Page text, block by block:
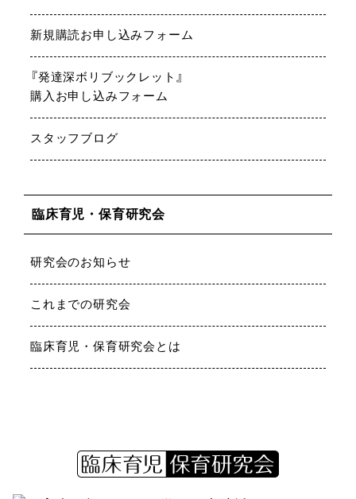
新規購読お申し込みフォーム
『発達深ボリブックレット』
購入お申し込みフォーム
スタッフブログ
臨床育児・保育研究会
研究会のお知らせ
これまでの研究会
臨床育児・保育研究会とは